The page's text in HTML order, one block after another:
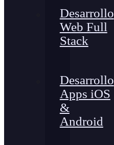
Desarrollo
Web Full
Stack
Desarrollo
Apps iOS
&
Android